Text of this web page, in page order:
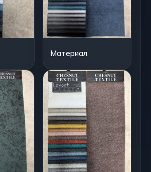
Материал